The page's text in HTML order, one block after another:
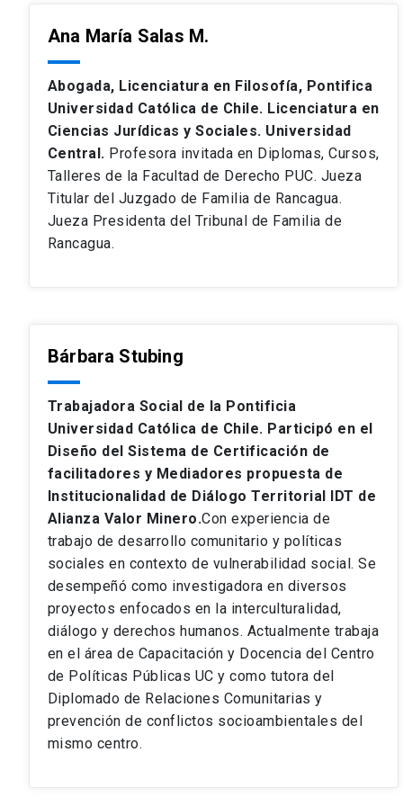
Ana María Salas M.
Abogada, Licenciatura en Filosofía, Pontifica
Universidad Católica de Chile. Licenciatura en
Ciencias Jurídicas y Sociales. Universidad
Central. Profesora invitada en Diplomas, Cursos,
Talleres de la Facultad de Derecho PUC. Jueza
Titular del Juzgado de Familia de Rancagua.
Jueza Presidenta del Tribunal de Familia de
Rancagua.
Bárbara Stubing
Trabajadora Social de la Pontificia
Universidad Católica de Chile. Participó en el
Diseño del Sistema de Certificación de
facilitadores y Mediadores propuesta de
Institucionalidad de Diálogo Territorial IDT de
Alianza Valor Minero.Con experiencia de
trabajo de desarrollo comunitario y políticas
sociales en contexto de vulnerabilidad social. Se
desempeñó como investigadora en diversos
proyectos enfocados en la interculturalidad,
diálogo y derechos humanos. Actualmente trabaja
en el área de Capacitación y Docencia del Centro
de Políticas Públicas UC y como tutora del
Diplomado de Relaciones Comunitarias y
prevención de conflictos socioambientales del
mismo centro.